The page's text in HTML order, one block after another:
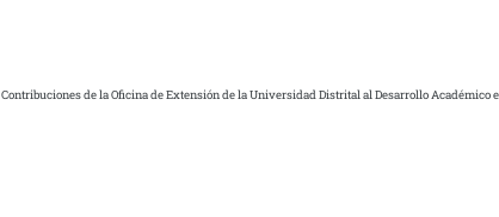
Contribuciones de la Oficina de Extensión de la Universidad Distrital al Desarrollo Académico